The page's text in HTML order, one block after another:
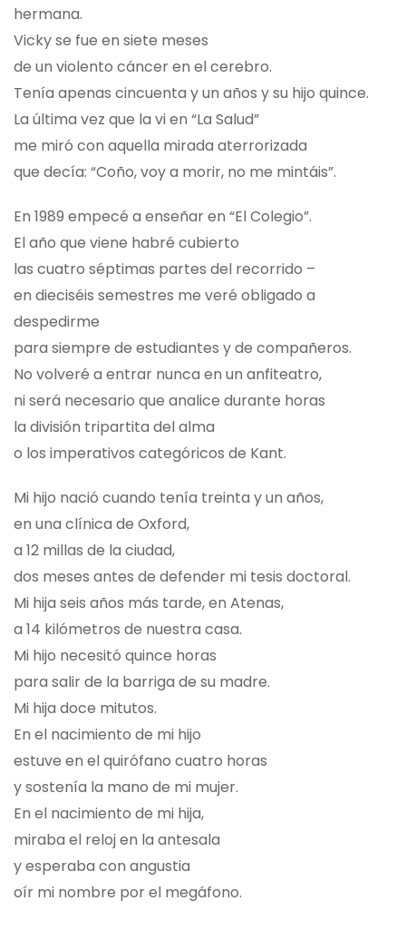
hermana.
Vicky se fue en siete meses
de un violento cáncer en el cerebro.
Tenía apenas cincuenta y un años y su hijo quince.
La última vez que la vi en “La Salud”
me miró con aquella mirada aterrorizada
que decía: “Coño, voy a morir, no me mintáis”.
En 1989 empecé a enseñar en “El Colegio”.
El año que viene habré cubierto
las cuatro séptimas partes del recorrido –
en dieciséis semestres me veré obligado a
despedirme
para siempre de estudiantes y de compañeros.
No volveré a entrar nunca en un anfiteatro,
ni será necesario que analice durante horas
la división tripartita del alma
o los imperativos categóricos de Kant.
Mi hijo nació cuando tenía treinta y un años,
en una clínica de Oxford,
a 12 millas de la ciudad,
dos meses antes de defender mi tesis doctoral.
Mi hija seis años más tarde, en Atenas,
a 14 kilómetros de nuestra casa.
Mi hijo necesitó quince horas
para salir de la barriga de su madre.
Mi hija doce mitutos.
En el nacimiento de mi hijo
estuve en el quirófano cuatro horas
y sostenía la mano de mi mujer.
En el nacimiento de mi hija,
miraba el reloj en la antesala
y esperaba con angustia
oír mi nombre por el megáfono.